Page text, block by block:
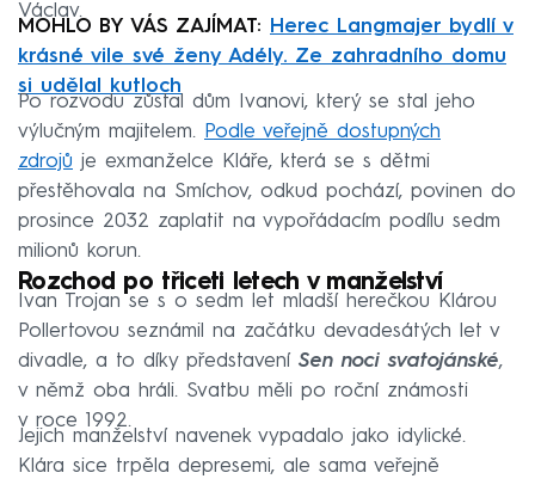
Václav.
MOHLO BY VÁS ZAJÍMAT: Herec Langmajer bydlí v
krásné vile své ženy Adély. Ze zahradního domu
si udělal kutloch
Po rozvodu zůstal dům Ivanovi, který se stal jeho
výlučným majitelem. Podle veřejně dostupných
zdrojů je exmanželce Kláře, která se s dětmi
přestěhovala na Smíchov, odkud pochází, povinen do
prosince 2032 zaplatit na vypořádacím podílu sedm
milionů korun.
Rozchod po třiceti letech v manželství
Ivan Trojan se s o sedm let mladší herečkou Klárou
Pollertovou seznámil na začátku devadesátých let v
divadle, a to díky představení Sen noci svatojánské,
v němž oba hráli. Svatbu měli po roční známosti
v roce 1992.
Jejich manželství navenek vypadalo jako idylické.
Klára sice trpěla depresemi, ale sama veřejně